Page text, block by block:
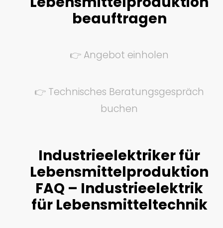
beauftragen
👉 Angebot einholen
👉 Technisches Beratungsgespräch
buchen
Industrieelektriker für
Lebensmittelproduktion
FAQ – Industrieelektrik
für Lebensmitteltechnik